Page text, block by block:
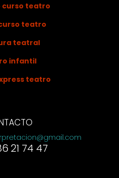
curso teatro
teatro
teatral
infantil
teatro
21 74 47